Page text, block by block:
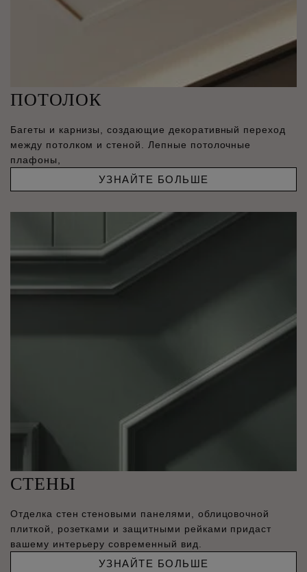
ПОТОЛОК
Багеты и карнизы, создающие декоративный переход
между потолком и стеной. Лепные потолочные
плафоны,
УЗНАЙТЕ БОЛЬШЕ
СТЕНЫ
Отделка стен стеновыми панелями, облицовочной
плиткой, розетками и защитными рейками придаст
вашему интерьеру современный вид.
УЗНАЙТЕ БОЛЬШЕ